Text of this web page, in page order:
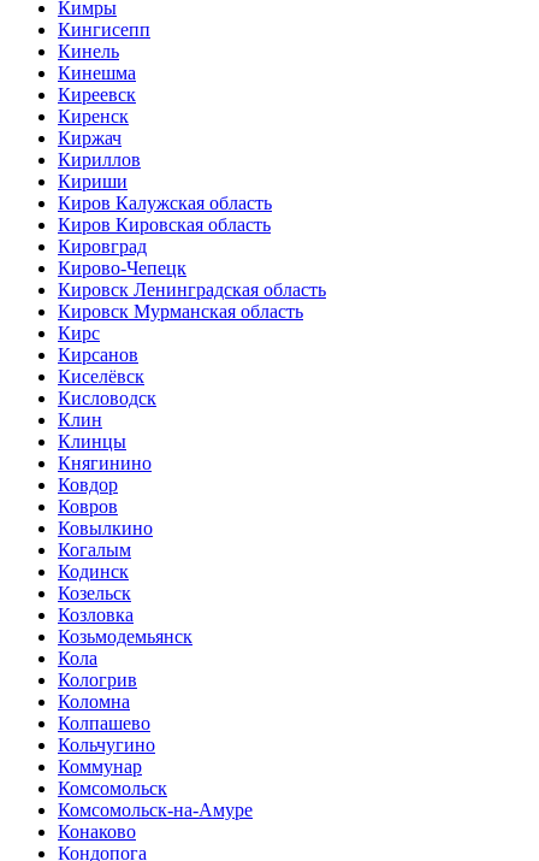
Кимры
Кингисепп
Кинель
Кинешма
Киреевск
Киренск
Киржач
Кириллов
Кириши
Киров Калужская область
Киров Кировская область
Кировград
Кирово-Чепецк
Кировск Ленинградская область
Кировск Мурманская область
Кирс
Кирсанов
Киселёвск
Кисловодск
Клин
Клинцы
Княгинино
Ковдор
Ковров
Ковылкино
Когалым
Кодинск
Козельск
Козловка
Козьмодемьянск
Кола
Кологрив
Коломна
Колпашево
Кольчугино
Коммунар
Комсомольск
Комсомольск-на-Амуре
Конаково
Кондопога